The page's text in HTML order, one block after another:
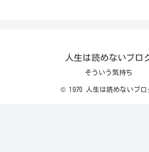
人生は読めないブロ
そういう気持ち
© 1970 人生は読めないブロ